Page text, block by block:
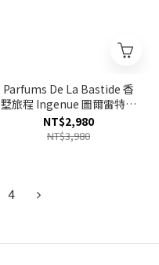
Parfums De La Bastide 香
墅旅程 Ingenue 圖爾雷特紫
羅蘭淡香精 EDP 100ml
NT$2,980
NT$3,980
4